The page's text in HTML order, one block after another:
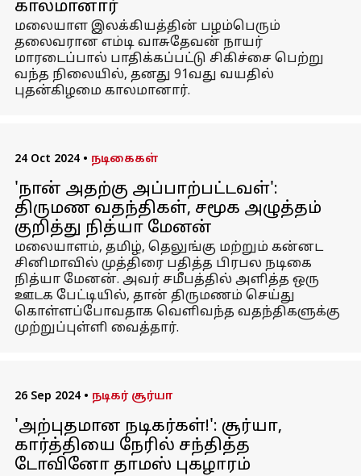
காலமானார்
மலையாள இலக்கியத்தின் பழம்பெரும்
தலைவரான எம்டி வாசுதேவன் நாயர்
மாரடைப்பால் பாதிக்கப்பட்டு சிகிச்சை பெற்று
வந்த நிலையில், தனது 91வது வயதில்
புதன்கிழமை காலமானார்.
24 Oct 2024 • நடிகைகள்
'நான் அதற்கு அப்பாற்பட்டவள்':
திருமண வதந்திகள், சமூக அழுத்தம்
குறித்து நித்யா மேனன்
மலையாளம், தமிழ், தெலுங்கு மற்றும் கன்னட
சினிமாவில் முத்திரை பதித்த பிரபல நடிகை
நித்யா மேனன். அவர் சமீபத்தில் அளித்த ஒரு
ஊடக பேட்டியில், தான் திருமணம் செய்து
கொள்ளப்போவதாக வெளிவந்த வதந்திகளுக்கு
முற்றுப்புள்ளி வைத்தார்.
26 Sep 2024 • நடிகர் சூர்யா
'அற்புதமான நடிகர்கள்!': சூர்யா,
கார்த்தியை நேரில் சந்தித்த
டோவினோ தாமஸ் புகழாரம்